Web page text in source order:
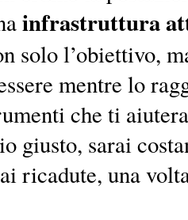
infrastruttura
solo l’obiettivo,
mentre lo
che ti
giusto, sarai
ricadute, una